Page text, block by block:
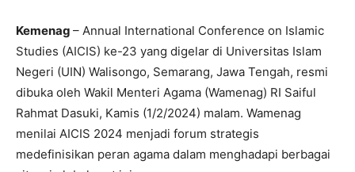
Kemenag – Annual International Conference on Islamic
Studies (AICIS) ke-23 yang digelar di Universitas Islam
Negeri (UIN) Walisongo, Semarang, Jawa Tengah, resmi
dibuka oleh Wakil Menteri Agama (Wamenag) RI Saiful
Rahmat Dasuki, Kamis (1/2/2024) malam. Wamenag
menilai AICIS 2024 menjadi forum strategis
medefinisikan peran agama dalam menghadapi berbagai